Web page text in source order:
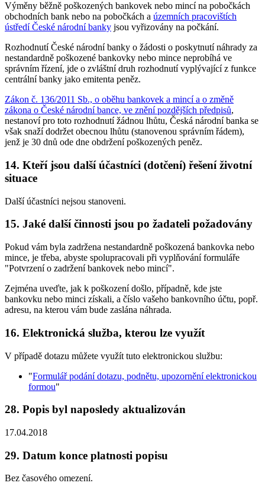
Výměny běžně poškozených bankovek nebo mincí na pobočkách
obchodních bank nebo na pobočkách a územních pracovištích
ústředí České národní banky jsou vyřizovány na počkání.
Rozhodnutí České národní banky o žádosti o poskytnutí náhrady za
nestandardně poškozené bankovky nebo mince neprobíhá ve
správním řízení, jde o zvláštní druh rozhodnutí vyplývající z funkce
centrální banky jako emitenta peněz.
Zákon č. 136/2011 Sb., o oběhu bankovek a mincí a o změně
zákona o České národní bance, ve znění pozdějších předpisů,
nestanoví pro toto rozhodnutí žádnou lhůtu, Česká národní banka se
však snaží dodržet obecnou lhůtu (stanovenou správním řádem),
jenž je 30 dnů ode dne obdržení poškozených peněz.
14. Kteří jsou další účastníci (dotčení) řešení životní
situace
Další účastníci nejsou stanoveni.
15. Jaké další činnosti jsou po žadateli požadovány
Pokud vám byla zadržena nestandardně poškozená bankovka nebo
mince, je třeba, abyste spolupracovali při vyplňování formuláře
"Potvrzení o zadržení bankovek nebo mincí".
Zejména uveďte, jak k poškození došlo, případně, kde jste
bankovku nebo minci získali, a číslo vašeho bankovního účtu, popř.
adresu, na kterou vám bude zaslána náhrada.
16. Elektronická služba, kterou lze využít
V případě dotazu můžete využít tuto elektronickou službu:
"Formulář podání dotazu, podnětu, upozornění elektronickou
formou"
28. Popis byl naposledy aktualizován
17.04.2018
29. Datum konce platnosti popisu
Bez časového omezení.